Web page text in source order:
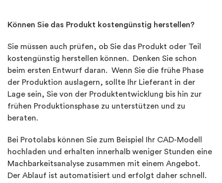
Können Sie das Produkt kostengünstig herstellen?
Sie müssen auch prüfen, ob Sie das Produkt oder Teil
kostengünstig herstellen können. Denken Sie schon
beim ersten Entwurf daran. Wenn Sie die frühe Phase
der Produktion auslagern, sollte Ihr Lieferant in der
Lage sein, Sie von der Produktentwicklung bis hin zur
frühen Produktionsphase zu unterstützen und zu
beraten.
Bei Protolabs können Sie zum Beispiel Ihr CAD-Modell
hochladen und erhalten innerhalb weniger Stunden eine
Machbarkeitsanalyse zusammen mit einem Angebot.
Der Ablauf ist automatisiert und erfolgt daher schnell.